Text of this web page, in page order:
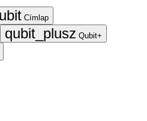
Címlap
Qubit+